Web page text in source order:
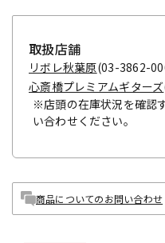
取扱店舗
リボレ秋葉原(03-3862-
心斎橋プレミアムギターズ
※店頭の在庫状況を確認
い合わせください。
商品についてのお問い合わせ